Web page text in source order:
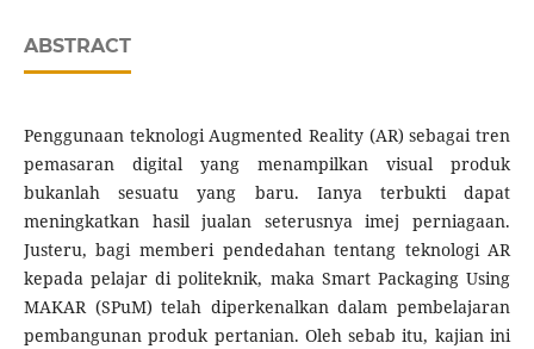
ABSTRACT
Penggunaan teknologi Augmented Reality (AR) sebagai tren
pemasaran digital yang menampilkan visual produk
bukanlah sesuatu yang baru. Ianya terbukti dapat
meningkatkan hasil jualan seterusnya imej perniagaan.
Justeru, bagi memberi pendedahan tentang teknologi AR
kepada pelajar di politeknik, maka Smart Packaging Using
MAKAR (SPuM) telah diperkenalkan dalam pembelajaran
pembangunan produk pertanian. Oleh sebab itu, kajian ini